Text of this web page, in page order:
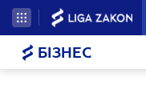
БІЗНЕС